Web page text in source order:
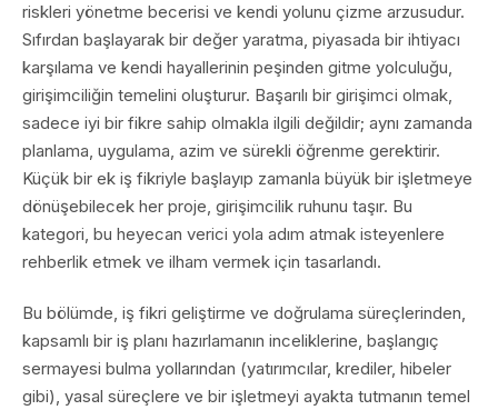
riskleri yönetme becerisi ve kendi yolunu çizme arzusudur.
Sıfırdan başlayarak bir değer yaratma, piyasada bir ihtiyacı
karşılama ve kendi hayallerinin peşinden gitme yolculuğu,
girişimciliğin temelini oluşturur. Başarılı bir girişimci olmak,
sadece iyi bir fikre sahip olmakla ilgili değildir; aynı zamanda
planlama, uygulama, azim ve sürekli öğrenme gerektirir.
Küçük bir ek iş fikriyle başlayıp zamanla büyük bir işletmeye
dönüşebilecek her proje, girişimcilik ruhunu taşır. Bu
kategori, bu heyecan verici yola adım atmak isteyenlere
rehberlik etmek ve ilham vermek için tasarlandı.
Bu bölümde, iş fikri geliştirme ve doğrulama süreçlerinden,
kapsamlı bir iş planı hazırlamanın inceliklerine, başlangıç
sermayesi bulma yollarından (yatırımcılar, krediler, hibeler
gibi), yasal süreçlere ve bir işletmeyi ayakta tutmanın temel